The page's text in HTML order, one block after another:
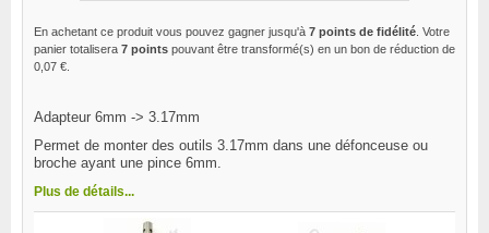
En achetant ce produit vous pouvez gagner jusqu'à 7 points de fidélité . Votre
panier totalisera 7 points pouvant être transformé(s) en un bon de réduction de
0,07 €
Adapteur 6mm -> 3.17mm
Permet de monter des outils 3.17mm dans une défonceuse ou
broche ayant une pince 6mm.
Plus de détails...